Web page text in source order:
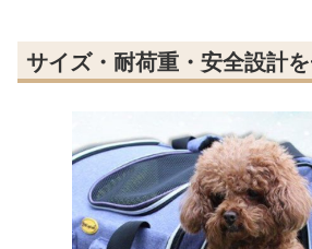
サイズ・耐荷重・安全設計